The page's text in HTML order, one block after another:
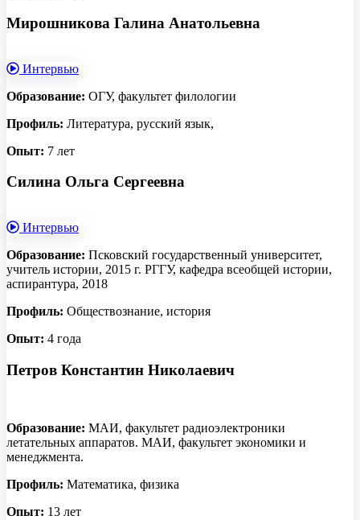
Мирошникова Галина Анатольевна
Интервью
Образование: ОГУ, факультет филологии
Профиль: Литература, русский язык,
Опыт: 7 лет
Силина Ольга Сергеевна
Интервью
Образование: Псковский государственный университет,
учитель истории, 2015 г. РГГУ, кафедра всеобщей истории,
аспирантура, 2018
Профиль: Обществознание, история
Опыт: 4 года
Петров Константин Николаевич
Образование: МАИ, факультет радиоэлектроники
летательных аппаратов. МАИ, факультет экономики и
менеджмента.
Профиль: Математика, физика
Опыт: 13 лет